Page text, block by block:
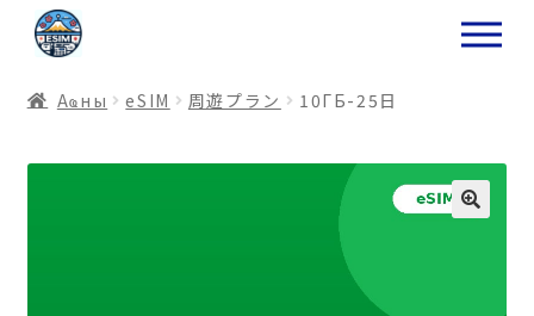
ナ
ビ
ー
ョ
コ
ン
ン
ス
Аҩны еSIM 周遊プラン 10ГБ-25日